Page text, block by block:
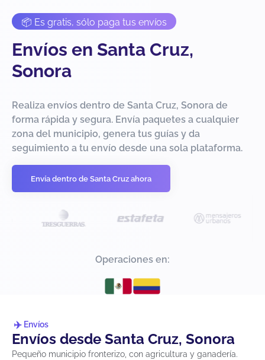
📦 Es gratis, sólo paga tus envíos
Envíos en Santa Cruz,
Sonora
Realiza envíos dentro de Santa Cruz, Sonora de
forma rápida y segura. Envía paquetes a cualquier
zona del municipio, genera tus guías y da
seguimiento a tu envío desde una sola plataforma.
Envía dentro de Santa Cruz ahora
Operaciones en:
Envíos
Envíos desde Santa Cruz, Sonora
Pequeño municipio fronterizo, con agricultura y ganadería.